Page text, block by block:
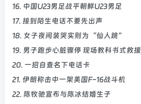
16. 中国U23男足战平朝鲜U23男足
17. 接到陌生电话不要先出声
18. 女子夜间装哭实则为“仙人跳”
19. 男子跑步心脏骤停 现场教科书式救援
20. 一招自查名下电话卡
21. 伊朗称击中一架美国F-16战斗机
22. 陈牧驰宣布与陈冰结婚生子